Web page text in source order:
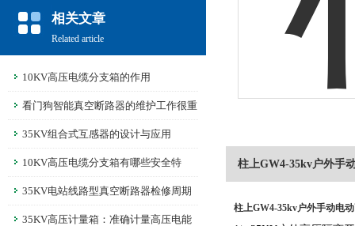
相关文章
Related article
10KV高压电缆分支箱的作用
看门狗智能真空断路器的维护工作很重
要 35KV组合式互感器的设计与应用
10KV高压电缆分支箱有哪些安全特
性？35KV电站线路型真空断路器检修周期
多长时间？
35KV高压计量箱：准确计量高压电能
柱上GW4-35kv户外手
柱上GW4-35kv户外手动电